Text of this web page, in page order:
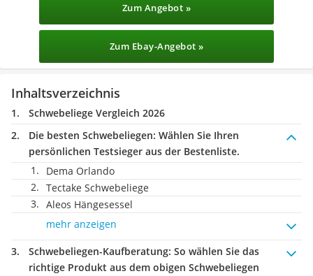
Zum Angebot »
Zum Ebay-Angebot »
Inhaltsverzeichnis
Schwebeliege Vergleich 2026
Die besten Schwebeliegen: Wählen Sie Ihren
persönlichen Testsieger aus der Bestenliste.
Dema Orlando
Tectake Schwebeliege
Aleos Hängesessel
mehr anzeigen
Schwebeliegen-Kaufberatung: So wählen Sie das
richtige Produkt aus dem obigen Schwebeliegen